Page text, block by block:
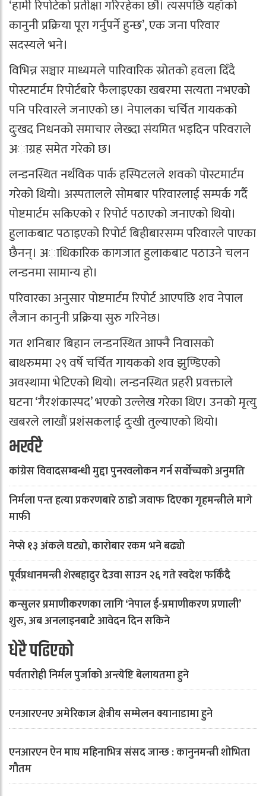
‘हामी रिपोर्टको प्रतीक्षा गरिरहेका छौं। त्यसपछि यहाँको
कानुनी प्रक्रिया पूरा गर्नुपर्ने हुन्छ’, एक जना परिवार
सदस्यले भने।
विभिन्न सञ्चार माध्यमले पारिवारिक स्रोतको हवला दिँदै
पोस्टमार्टम रिपोर्टबारे फैलाइएका खबरमा सत्यता नभएको
पनि परिवारले जनाएको छ। नेपालका चर्चित गायकको
दुःखद निधनको समाचार लेख्दा संयमित भइदिन परिवराले
अाग्रह समेत गरेको छ।
लन्डनस्थित नर्थविक पार्क हस्पिटलले शवको पोस्टमार्टम
गरेको थियो। अस्पतालले सोमबार परिवारलाई सम्पर्क गर्दै
पोष्टमार्टम सकिएको र रिपोर्ट पठाएको जनाएको थियो।
हुलाकबाट पठाइएको रिपोर्ट बिहीबारसम्म परिवारले पाएका
छैनन्। अाधिकारिक कागजात हुलाकबाट पठाउने चलन
लन्डनमा सामान्य हो।
परिवारका अनुसार पोष्टमार्टम रिपोर्ट आएपछि शव नेपाल
लैजान कानुनी प्रक्रिया सुरु गरिनेछ।
गत शनिबार बिहान लन्डनस्थित आफ्नै निवासको
बाथरुममा २९ वर्षे चर्चित गायकको शव झुण्डिएको
अवस्थामा भेटिएको थियो। लन्डनस्थित प्रहरी प्रवक्ताले
घटना ‘गैरशंकास्पद’ भएको उल्लेख गरेका थिए। उनको मृत्यु
खबरले लाखौं प्रशंसकलाई दुःखी तुल्याएको थियो।
भर्खरै
कांग्रेस विवादसम्बन्धी मुद्दा पुनरवलोकन गर्न सर्वोच्चको अनुमति
निर्मला पन्त हत्या प्रकरणबारे ठाडो जवाफ दिएका गृहमन्त्रीले मागे
माफी
नेप्से १३ अंकले घट्यो, कारोबार रकम भने बढ्यो
पूर्वप्रधानमन्त्री शेरबहादुर देउवा साउन २६ गते स्वदेश फर्किँदै
कन्सुलर प्रमाणीकरणका लागि ‘नेपाल ई-प्रमाणीकरण प्रणाली’
शुरु, अब अनलाइनबाटै आवेदन दिन सकिने
धेरै पढिएको
पर्वतारोही निर्मल पुर्जाको अन्त्येष्टि बेलायतमा हुने
एनआरएनए अमेरिकाज क्षेत्रीय सम्मेलन क्यानाडामा हुने
एनआरएन ऐन माघ महिनाभित्र संसद जान्छ : कानुनमन्त्री शोभिता
गौतम